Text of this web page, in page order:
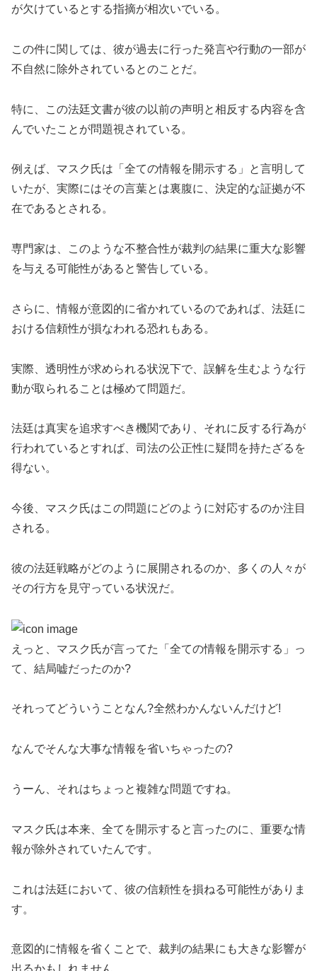
が欠けているとする指摘が相次いでいる。
この件に関しては、彼が過去に行った発言や行動の一部が
不自然に除外されているとのことだ。
特に、この法廷文書が彼の以前の声明と相反する内容を含
んでいたことが問題視されている。
例えば、マスク氏は「全ての情報を開示する」と言明して
いたが、実際にはその言葉とは裏腹に、決定的な証拠が不
在であるとされる。
専門家は、このような不整合性が裁判の結果に重大な影響
を与える可能性があると警告している。
さらに、情報が意図的に省かれているのであれば、法廷に
おける信頼性が損なわれる恐れもある。
実際、透明性が求められる状況下で、誤解を生むような行
動が取られることは極めて問題だ。
法廷は真実を追求すべき機関であり、それに反する行為が
行われているとすれば、司法の公正性に疑問を持たざるを
得ない。
今後、マスク氏はこの問題にどのように対応するのか注目
される。
彼の法廷戦略がどのように展開されるのか、多くの人々が
その行方を見守っている状況だ。
えっと、マスク氏が言ってた「全ての情報を開示する」っ
て、結局嘘だったのか?
それってどういうことなん?全然わかんないんだけど!
なんでそんな大事な情報を省いちゃったの?
うーん、それはちょっと複雑な問題ですね。
マスク氏は本来、全てを開示すると言ったのに、重要な情
報が除外されていたんです。
これは法廷において、彼の信頼性を損ねる可能性がありま
す。
意図的に情報を省くことで、裁判の結果にも大きな影響が